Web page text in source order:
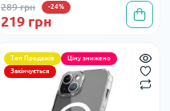
289 грн -24%
219 грн
Топ Продажів
Ціну знижено
Закінчується